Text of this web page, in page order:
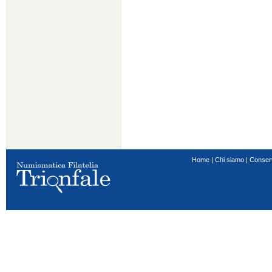
Home | Chi siamo |